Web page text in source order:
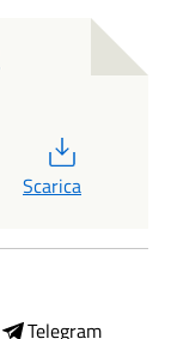
Scarica
Telegram